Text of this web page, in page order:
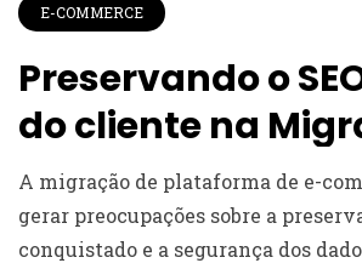
E-COMMERCE
Preservando o
do cliente na
Plataforma de E-
commerce
A migração de plataforma de e-
gerar preocupações sobre a
conquistado e a segurança dos